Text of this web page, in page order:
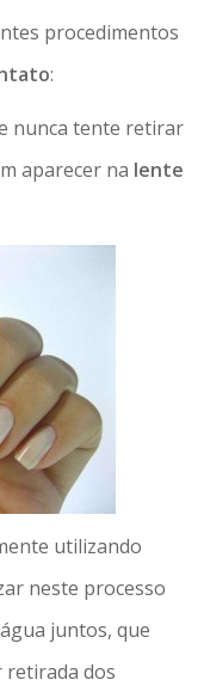
procedimentos
:
nunca tente retirar
aparecer na lente
utilizando
neste processo
juntos, que
dos